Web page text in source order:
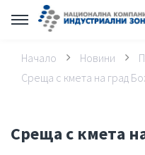
Начало Новини
Среща с кмета на град
Среща с кмета